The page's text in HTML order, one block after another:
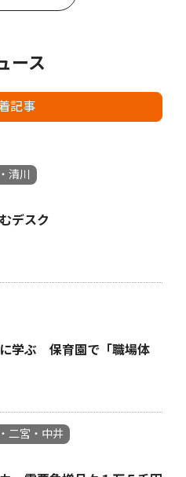
ース
記事
清川
デスク
学ぶ 保育園で「職場体
二宮・中井